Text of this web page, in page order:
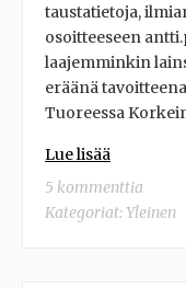
taustatietoja,
osoitteeseen
laajemminkin
eräänä
Tuoreessa
Lue lisää
5 kommenttia
Kategoriat: Yleinen